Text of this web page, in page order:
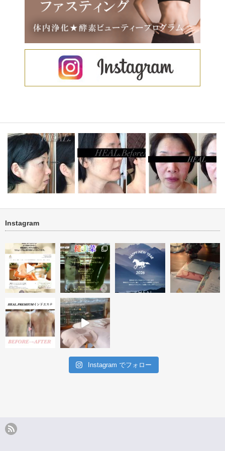
ートメ
タルミ改善 ハーブトリートメnew タラソ再生トリートメント★オーダーメイドトリー
Instagram
Instagram でフォロー